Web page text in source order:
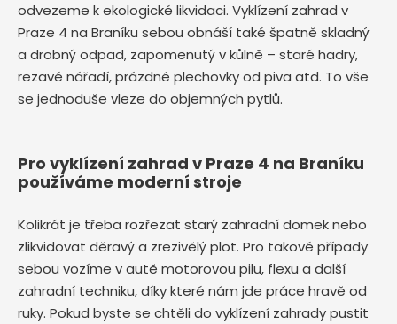
odvezeme k ekologické likvidaci. Vyklízení zahrad v
Praze 4 na Braníku sebou obnáší také špatně skladný
a drobný odpad, zapomenutý v kůlně – staré hadry,
rezavé nářadí, prázdné plechovky od piva atd. To vše
se jednoduše vleze do objemných pytlů.
Pro vyklízení zahrad v Praze 4 na Braníku
používáme moderní stroje
Kolikrát je třeba rozřezat starý zahradní domek nebo
zlikvidovat děravý a zrezivělý plot. Pro takové případy
sebou vozíme v autě motorovou pilu, flexu a další
zahradní techniku, díky které nám jde práce hravě od
ruky. Pokud byste se chtěli do vyklízení zahrady pustit